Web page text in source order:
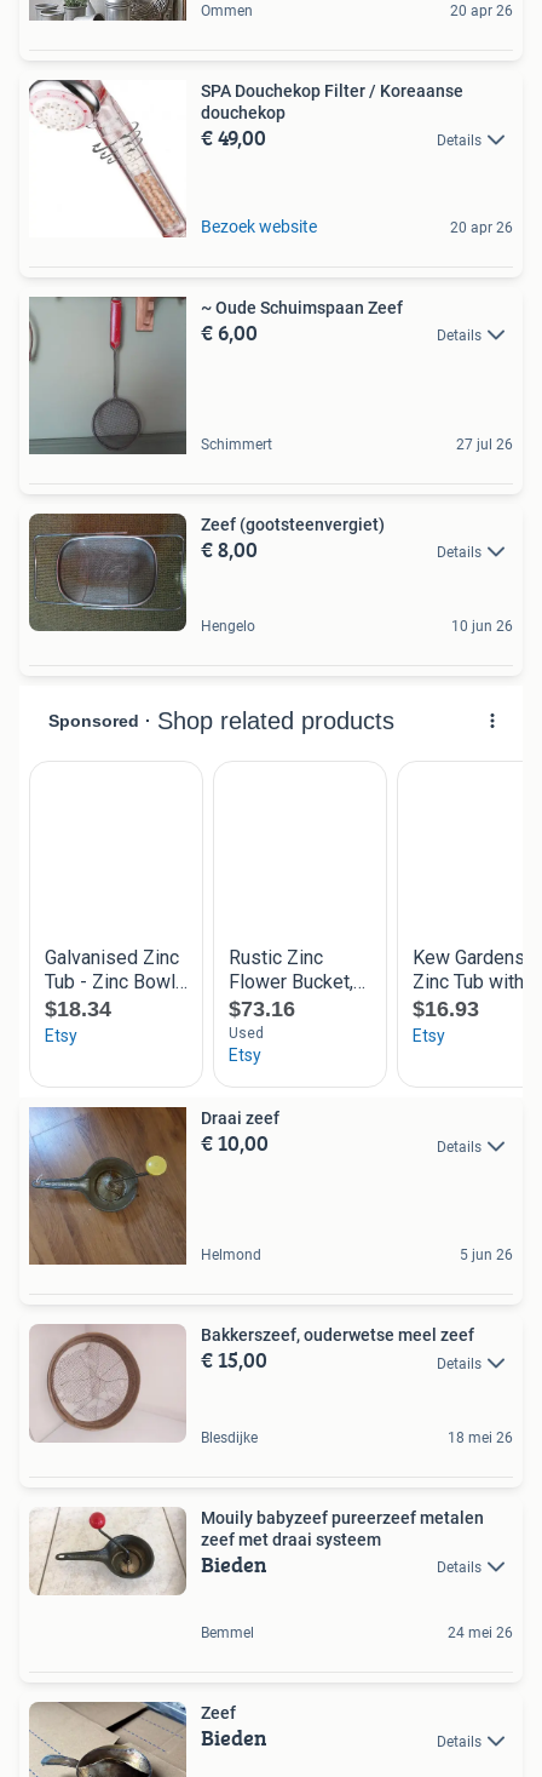
Ommen 20 apr 26
SPA Douchekop Filter / Koreaanse
douchekop
€ 49,00 Details
Bezoek website 20 apr 26
~ Oude Schuimspaan Zeef
€ 6,00 Details
Schimmert 27 jul 26
Zeef (gootsteenvergiet)
€ 8,00 Details
Hengelo 10 jun 26
Draai zeef
€ 10,00 Details
Helmond 5 jun 26
Bakkerszeef, ouderwetse meel zeef
€ 15,00 Details
Blesdijke 18 mei 26
Mouily babyzeef pureerzeef metalen
zeef met draai systeem
Bieden Details
Bemmel 24 mei 26
Zeef
Bieden Details